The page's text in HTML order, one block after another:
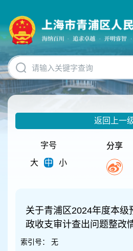
碍
操
明
跳
转
到
网
返回上一
字号
大
中 小
分享
关于青浦区2024年度本级
政收支审计查出问题整改
索引号： 无